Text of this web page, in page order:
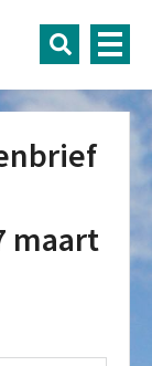
maart